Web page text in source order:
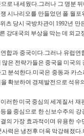
로 내세웠다.그러나 그 명분
시나리오를 만들었던 폴 월
츠 당시 국방차관이 1992년
강대국의 부상을 막는 데 외교
합과 중국이다.그러나 유럽
은 전략가들은 중국을 미국
분석한다.미국은 중동과 카
확보하여 경제발전으로 석유
러한 미국 중심의 세계질서
을 중심으로 한 신보수주의
의 가장 효과적이며 유용한
력은 냉전후 더욱 막강해졌